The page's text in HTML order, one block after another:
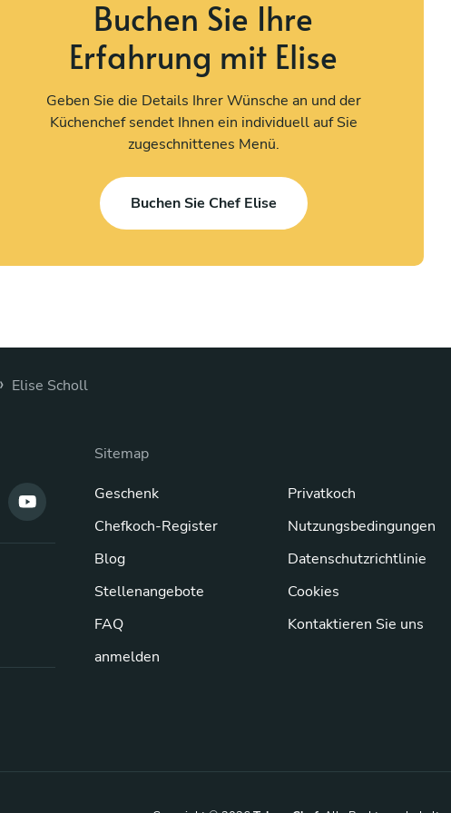
Buchen Sie Ihre
Erfahrung mit Elise
Geben Sie die Details Ihrer Wünsche an und der
Küchenchef sendet Ihnen ein individuell auf Sie
zugeschnittenes Menü.
Buchen Sie Chef Elise
› Elise Scholl
Sitemap
Geschenk
Chefkoch-Register
Blog
Stellenangebote
FAQ
anmelden
Privatkoch
Nutzungsbedingungen
Datenschutzrichtlinie
Cookies
Kontaktieren Sie uns